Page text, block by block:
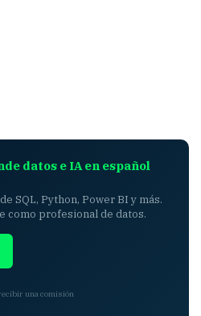
datos e IA en español
SQL, Python, Power BI y más.
como profesional de datos.
una comisión